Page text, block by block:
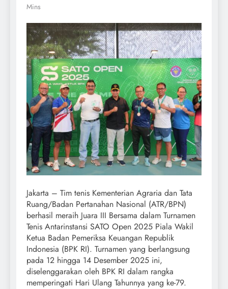
Mins
Jakarta – Tim tenis Kementerian Agraria dan Tata
Ruang/Badan Pertanahan Nasional (ATR/BPN)
berhasil meraih Juara III Bersama dalam Turnamen
Tenis Antarinstansi SATO Open 2025 Piala Wakil
Ketua Badan Pemeriksa Keuangan Republik
Indonesia (BPK RI). Turnamen yang berlangsung
pada 12 hingga 14 Desember 2025 ini,
diselenggarakan oleh BPK RI dalam rangka
memperingati Hari Ulang Tahunnya yang ke-79.